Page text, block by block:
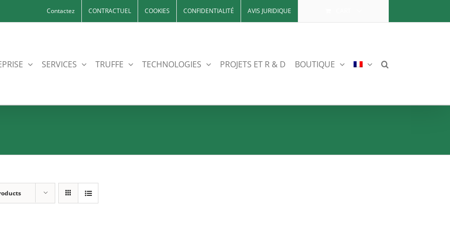
Contactez CONTRACTUEL COOKIES CONFIDENTIALITÉ AVIS JURIDIQUE
SERVICES TRUFFE TECHNOLOGIES PROJETS ET R & D BOUTIQUE